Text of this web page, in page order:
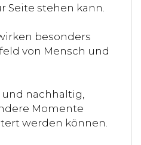
Seite stehen kann.
besonders
von Mensch und
nachhaltig,
Momente
werden können.